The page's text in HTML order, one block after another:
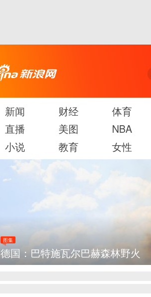
新闻 财经 体育
直播
美图 NBA
小说
教育 女性
图集
德国：巴特施瓦尔巴赫森林野火